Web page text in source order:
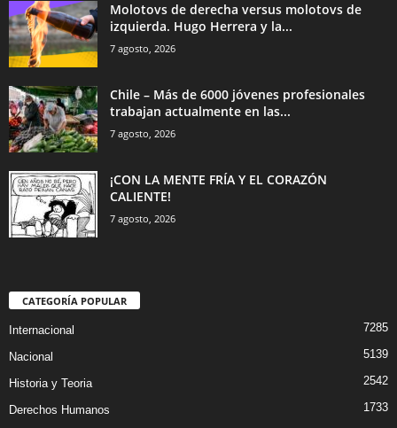
Molotovs de derecha versus molotovs de
izquierda. Hugo Herrera y la...
7 agosto, 2026
Chile – Más de 6000 jóvenes profesionales
trabajan actualmente en las...
7 agosto, 2026
¡CON LA MENTE FRÍA Y EL CORAZÓN
CALIENTE!
7 agosto, 2026
CATEGORÍA POPULAR
Internacional 7285
Nacional 5139
Historia y Teoria 2542
Derechos Humanos
1733